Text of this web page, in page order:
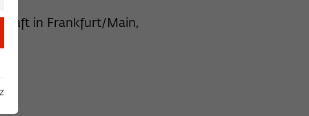
in Frankfurt/Main,